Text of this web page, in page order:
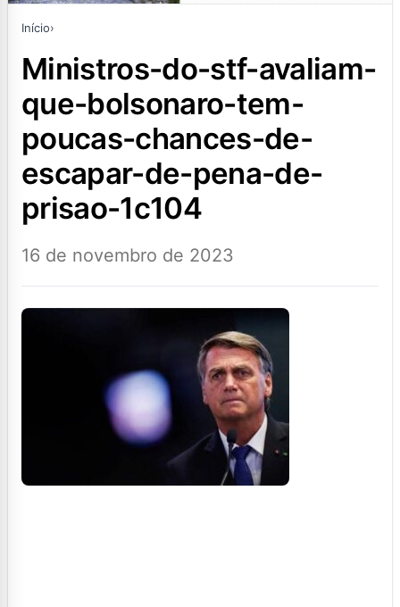
Início›
ministros-do-stf-avaliam-
que-bolsonaro-tem-
poucas-chances-de-
escapar-de-pena-de-
prisao-1c104
16 de novembro de 2023